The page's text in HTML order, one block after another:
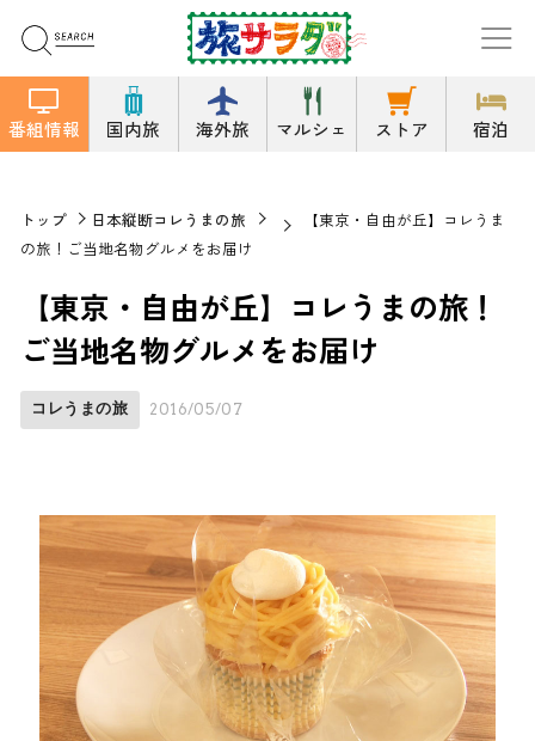
番組情報 国内旅 海外旅 マルシェ ストア 宿泊
トップ 日本縦断コレうまの旅
【東京・自由が丘】コレうま
の旅！ご当地名物グルメをお届け
【東京・自由が丘】コレうまの旅！
ご当地名物グルメをお届け
コレうまの旅 2016/05/07